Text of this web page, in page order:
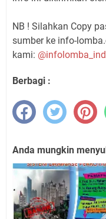
NB ! Silahkan Copy
sumber ke info-
kami:
Berbagi :
Anda mungkin